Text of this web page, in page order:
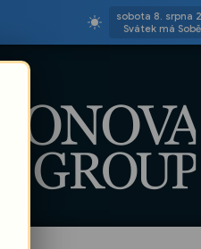
sobota 8. srpna
Svátek má